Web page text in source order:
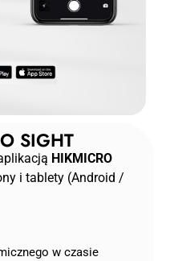
SIGHT
HIKMICRO
i tablety (Android /
w czasie